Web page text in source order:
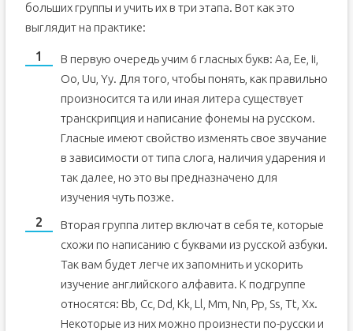
больших группы и учить их в три этапа. Вот как это
выглядит на практике:
В первую очередь учим 6 гласных букв: Аа, Ее, Ii,
Оо, Uu, Yy. Для того, чтобы понять, как правильно
произносится та или иная литера существует
транскрипция и написание фонемы на русском.
Гласные имеют свойство изменять свое звучание
в зависимости от типа слога, наличия ударения и
так далее, но это вы предназначено для
изучения чуть позже.
Вторая группа литер включат в себя те, которые
схожи по написанию с буквами из русской азбуки.
Так вам будет легче их запомнить и ускорить
изучение английского алфавита. К подгруппе
относятся: Bb, Cc, Dd, Kk, Ll, Mm, Nn, Pp, Ss, Tt, Xx.
Некоторые из них можно произнести по-русски и